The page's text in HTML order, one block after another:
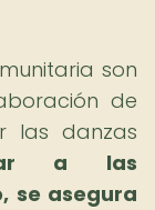
son
de
las danzas
a las
se asegura